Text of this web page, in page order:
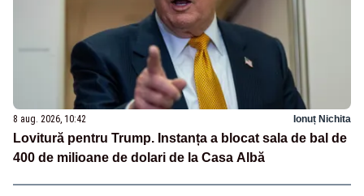
8 aug. 2026, 10:42 Ionuț Nichita
Lovitură pentru Trump. Instanța a blocat sala de bal de
400 de milioane de dolari de la Casa Albă